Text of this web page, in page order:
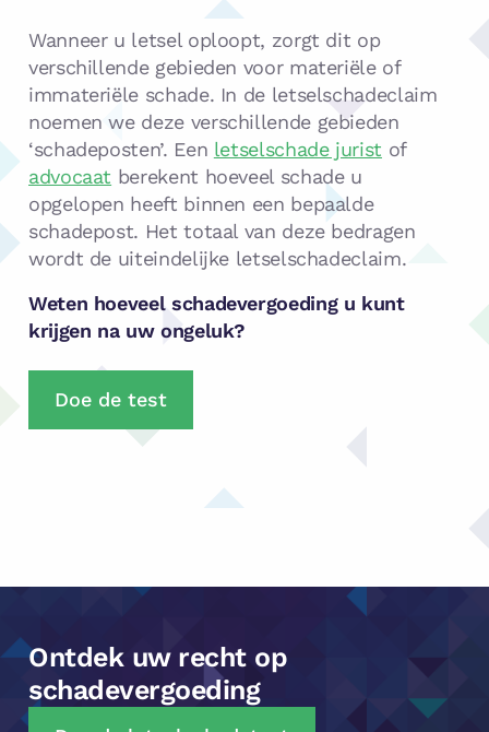
Wanneer u letsel oploopt, zorgt dit op
verschillende gebieden voor materiële of
immateriële schade. In de letselschadeclaim
noemen we deze verschillende gebieden
‘schadeposten’. Een letselschade jurist of
advocaat berekent hoeveel schade u
opgelopen heeft binnen een bepaalde
schadepost. Het totaal van deze bedragen
wordt de uiteindelijke letselschadeclaim.
Weten hoeveel schadevergoeding u kunt
krijgen na uw ongeluk?
Doe de test
Ontdek uw recht op
schadevergoeding